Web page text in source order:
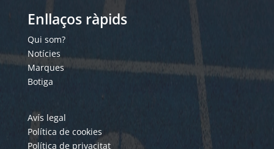
Enllaços ràpids
Qui som?
Notícies
Marques
Botiga
Avís legal
Política de cookies
Política de privacitat